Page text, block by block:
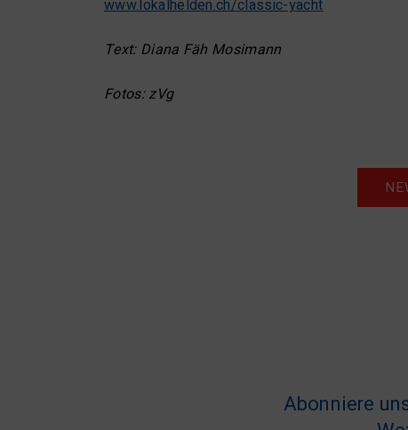
www.lokalhelden.ch/classic-yacht
Text: Diana Fäh Mosimann
Fotos: zVg
Abonniere